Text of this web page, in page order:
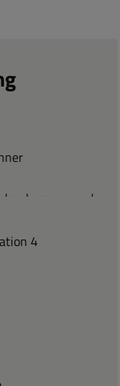
und
denn
auf
Ob auf
anhaltende
4